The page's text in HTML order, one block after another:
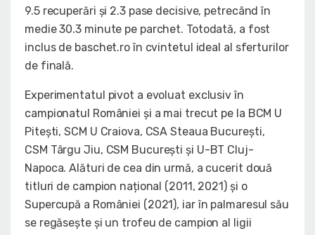
9.5 recuperări și 2.3 pase decisive, petrecând în
medie 30.3 minute pe parchet. Totodată, a fost
inclus de baschet.ro în cvintetul ideal al sferturilor
de finală.
Experimentatul pivot a evoluat exclusiv în
campionatul României și a mai trecut pe la BCM U
Pitești, SCM U Craiova, CSA Steaua București,
CSM Târgu Jiu, CSM București și U-BT Cluj-
Napoca. Alături de cea din urmă, a cucerit două
titluri de campion național (2011, 2021) și o
Supercupă a României (2021), iar în palmaresul său
se regăsește și un trofeu de campion al ligii